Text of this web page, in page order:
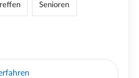
Senioren